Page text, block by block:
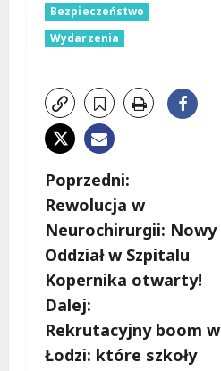
Bezpieczeństwo
Wydarzenia
Z
o
b
a
c
Poprzedni:
Rewolucja w
Neurochirurgii: Nowy
Oddział w Szpitalu
Kopernika otwarty!
Dalej:
Rekrutacyjny boom w
Łodzi: które szkoły